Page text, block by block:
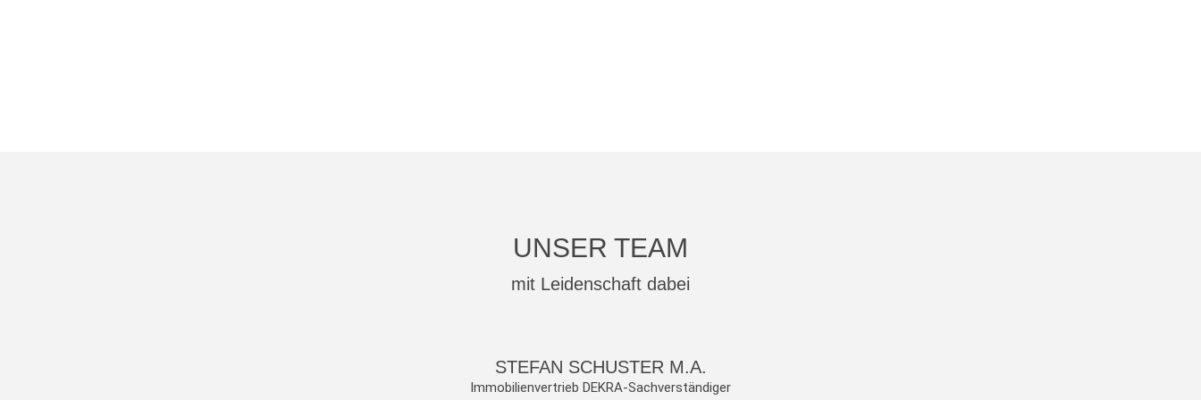
UNSER TEAM
mit Leidenschaft dabei
STEFAN SCHUSTER M.A.
Immobilienvertrieb DEKRA-Sachverständiger